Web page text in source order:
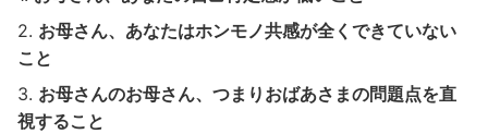
お母さん、あなたはホンモノ共感が全くできていない
こと
お母さんのお母さん、つまりおばあさまの問題点を直
視すること